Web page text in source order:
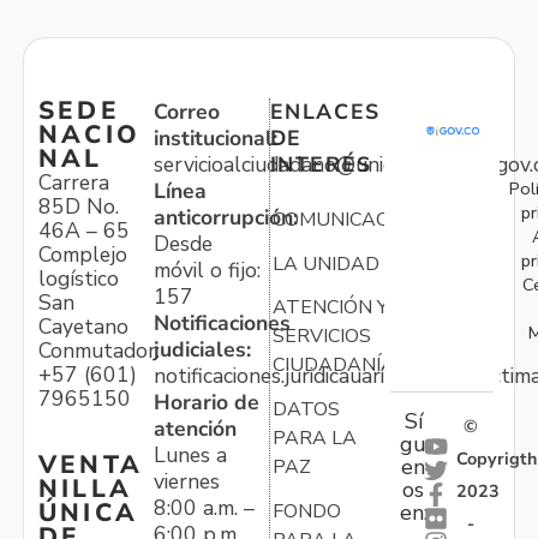
SEDE
NACIO
NAL
Carrera
85D No.
46A – 65
Complejo
logístico
San
Cayetano
Conmutador:
+57 (601)
7965150
VENTA
NILLA
ÚNICA
Correo
institucional:
Línea
anticorrupción:
Desde
móvil o fijo:
157
Notificaciones
judiciales:
Horario de
atención
Lunes a
viernes
8:00 a.m. –
ENLACES
DE
INTERÉS
COMUNICACIONES
LA UNIDAD
ATENCIÓN Y
SERVICIOS
CIUDADANÍA
DATOS
PARA LA
PAZ
FONDO
Sí
gu
en
os
en:
©
Copyrigth
2023
-